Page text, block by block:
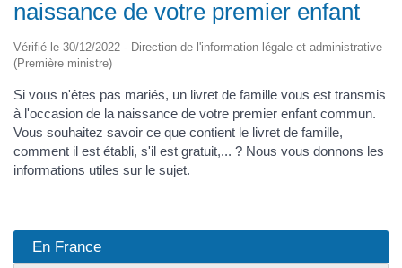
naissance de votre premier enfant
Vérifié le 30/12/2022 - Direction de l'information légale et administrative
(Première ministre)
Si vous n'êtes pas mariés, un livret de famille vous est transmis
à l'occasion de la naissance de votre premier enfant commun.
Vous souhaitez savoir ce que contient le livret de famille,
comment il est établi, s'il est gratuit,... ? Nous vous donnons les
informations utiles sur le sujet.
En France